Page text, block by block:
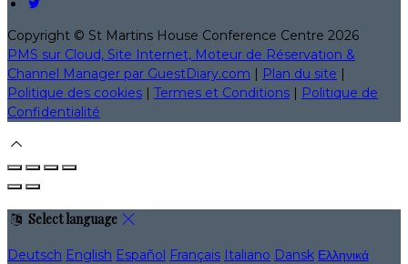
Copyright © St Martins House Conference Centre 2026
PMS sur Cloud, Site Internet, Moteur de Réservation &
Channel Manager par GuestDiary.com
Plan du site
Politique des cookies
Termes et Conditions
Politique de
Confidentialité
Select language
Deutsch English Español Français Italiano Dansk Ελληνικά